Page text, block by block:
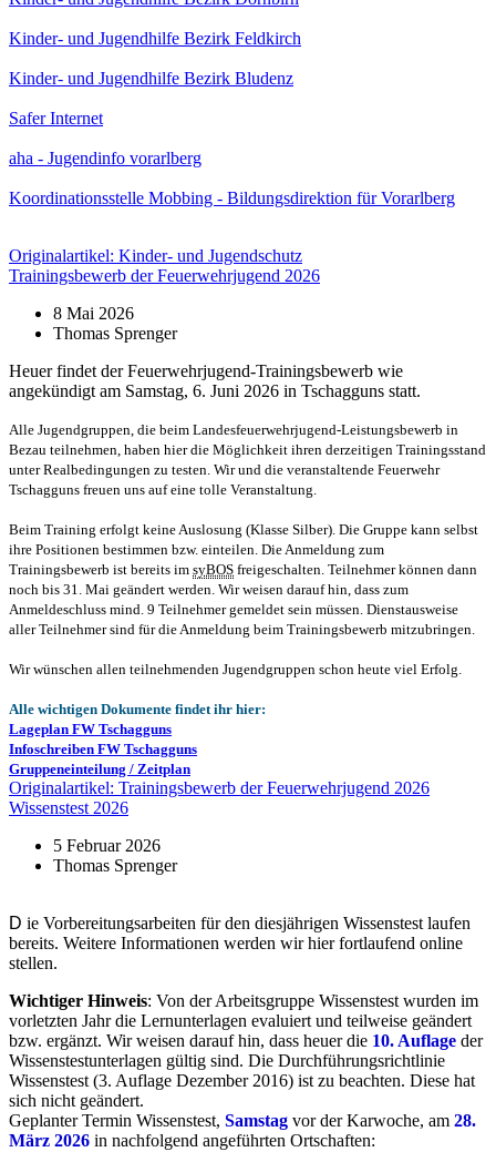
Kinder- und Jugendhilfe Bezirk Feldkirch
Kinder- und Jugendhilfe Bezirk Bludenz
Safer Internet
aha - Jugendinfo vorarlberg
Koordinationsstelle Mobbing - Bildungsdirektion für Vorarlberg
Originalartikel: Kinder- und Jugendschutz
Trainingsbewerb der Feuerwehrjugend 2026
8 Mai 2026
Thomas Sprenger
Heuer findet der Feuerwehrjugend-Trainingsbewerb wie
angekündigt am Samstag, 6. Juni 2026 in Tschagguns statt.
Alle Jugendgruppen, die beim Landesfeuerwehrjugend-Leistungsbewerb in
Bezau teilnehmen, haben hier die Möglichkeit ihren derzeitigen Trainingsstand
unter Realbedingungen zu testen. Wir und die veranstaltende Feuerwehr
Tschagguns freuen uns auf eine tolle Veranstaltung.
Beim Training erfolgt keine Auslosung (Klasse Silber). Die Gruppe kann selbst
ihre Positionen bestimmen bzw. einteilen. Die Anmeldung zum
Trainingsbewerb ist bereits im syBOS freigeschalten. Teilnehmer können dann
noch bis 31. Mai geändert werden. Wir weisen darauf hin, dass zum
Anmeldeschluss mind. 9 Teilnehmer gemeldet sein müssen. Dienstausweise
aller Teilnehmer sind für die Anmeldung beim Trainingsbewerb mitzubringen.
Wir wünschen allen teilnehmenden Jugendgruppen schon heute viel Erfolg.
Alle wichtigen Dokumente findet ihr hier:
Lageplan FW Tschagguns
Infoschreiben FW Tschagguns
Gruppeneinteilung / Zeitplan
Originalartikel: Trainingsbewerb der Feuerwehrjugend 2026
Wissenstest 2026
5 Februar 2026
Thomas Sprenger
D ie Vorbereitungsarbeiten für den diesjährigen Wissenstest laufen
bereits. Weitere Informationen werden wir hier fortlaufend online
stellen.
Wichtiger Hinweis: Von der Arbeitsgruppe Wissenstest wurden im
vorletzten Jahr die Lernunterlagen evaluiert und teilweise geändert
bzw. ergänzt. Wir weisen darauf hin, dass heuer die 10. Auflage der
Wissenstestunterlagen gültig sind. Die Durchführungsrichtlinie
Wissenstest (3. Auflage Dezember 2016) ist zu beachten. Diese hat
sich nicht geändert.
Geplanter Termin Wissenstest, Samstag vor der Karwoche, am 28.
März 2026 in nachfolgend angeführten Ortschaften: